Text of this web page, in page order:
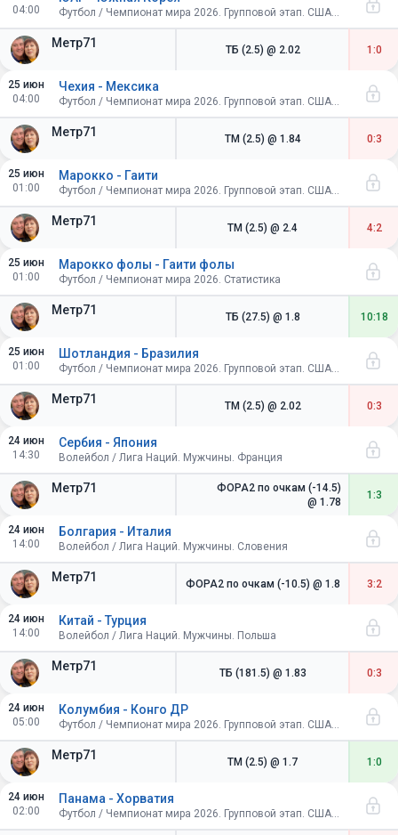
04:00
Метр71
Футбол / Чемпионат мира 2026. Групповой этап. США-Канада-Мексика
ТБ (2.5) @ 2.02 1:0
25 июн
04:00
Метр71
Чехия - Мексика
Футбол / Чемпионат мира 2026. Групповой этап. США-Канада-Мексика
ТМ (2.5) @ 1.84 0:3
25 июн
01:00
Метр71
Марокко - Гаити
Футбол / Чемпионат мира 2026. Групповой этап. США-Канада-Мексика
ТМ (2.5) @ 2.4 4:2
25 июн
01:00
Метр71
Марокко фолы - Гаити фолы
Футбол / Чемпионат мира 2026. Статистика
ТБ (27.5) @ 1.8 10:18
25 июн
01:00
Метр71
Шотландия - Бразилия
Футбол / Чемпионат мира 2026. Групповой этап. США-Канада-Мексика
ТМ (2.5) @ 2.02 0:3
24 июн
14:30
Метр71
Сербия - Япония
Волейбол / Лига Наций. Мужчины. Франция
ФОРА2 по очкам (-14.5)
@ 1.78
1:3
24 июн
14:00
Метр71
Болгария - Италия
Волейбол / Лига Наций. Мужчины. Словения
ФОРА2 по очкам (-10.5) @ 1.8 3:2
24 июн
14:00
Метр71
Китай - Турция
Волейбол / Лига Наций. Мужчины. Польша
ТБ (181.5) @ 1.83 0:3
24 июн
05:00
Метр71
Колумбия - Конго ДР
Футбол / Чемпионат мира 2026. Групповой этап. США-Канада-Мексика
ТМ (2.5) @ 1.7 1:0
24 июн
02:00
Панама - Хорватия
Футбол / Чемпионат мира 2026. Групповой этап. США-Канада-Мексика